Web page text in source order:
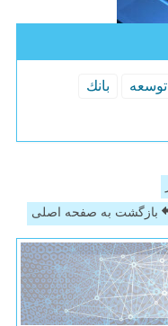
توسعه
بانك
بازگشت به صفحه اصلی